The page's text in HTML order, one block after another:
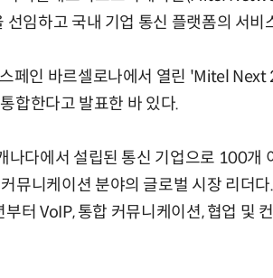
선임하고 국내 기업 통신 플랫폼의 서
페인 바르셀로나에서 열린 'Mitel
합한다고 발표한 바 있다.
나다에서 설립된 통신 기업으로 100개
뮤니케이션 분야의 글로벌 시장 리더
터 VoIP, 통합 커뮤니케이션, 협업 및